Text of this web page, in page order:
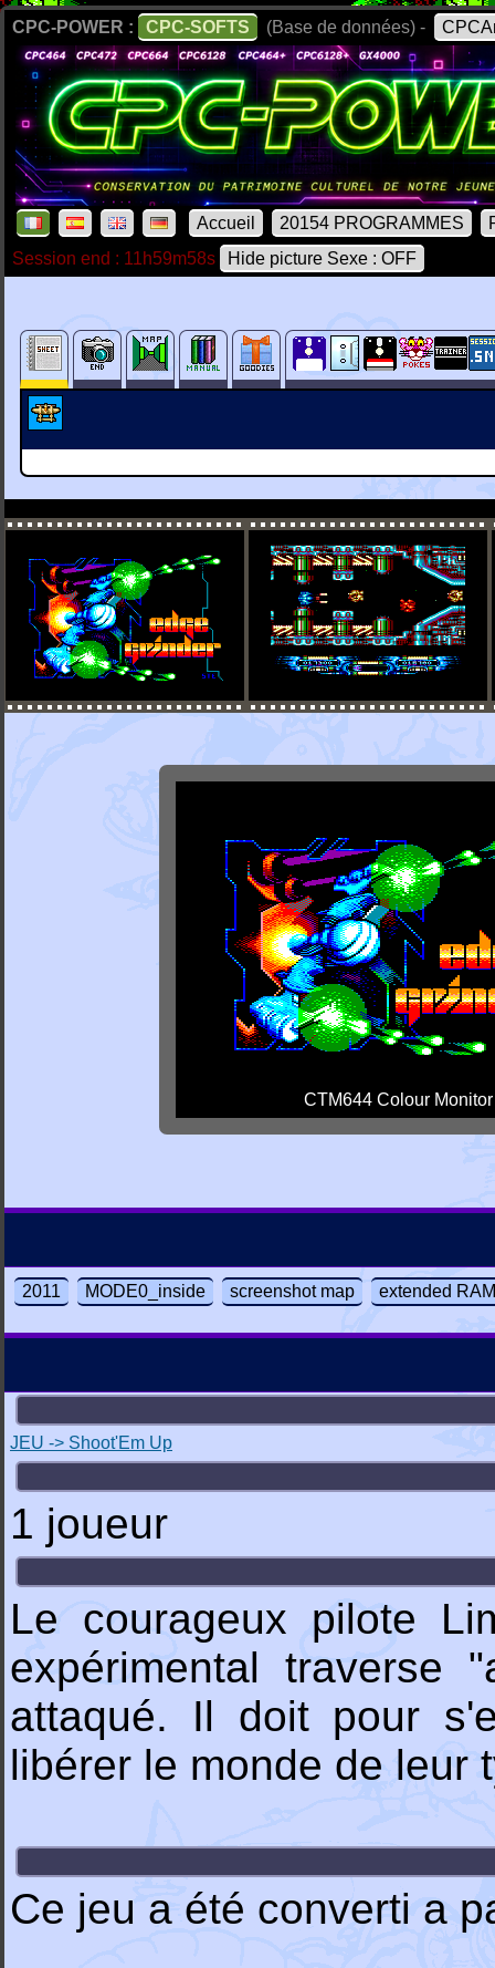
CPC-POWER : CPC-SOFTS (Base de données) -
Accueil 20154 PROGRAMMES
Session end : 11h59m58s
Hide picture Sexe : OFF
CTM644 Colour Monitor
2011 MODE0_inside screenshot map extended RAM
JEU -> Shoot'Em Up
1 joueur
Le courageux pilote
expérimental traverse
attaqué. Il doit pour
libérer le monde de leur
Ce jeu a été converti a